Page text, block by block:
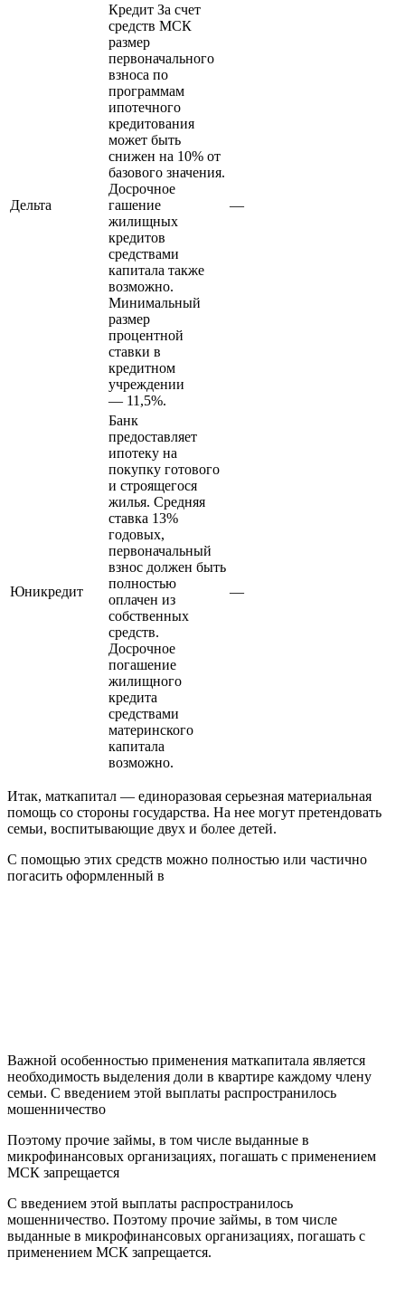
Дельта
Кредит За счет
средств МСК
размер
первоначального
взноса по
программам
ипотечного
кредитования
может быть
снижен на 10% от
базового значения.
Досрочное
гашение
жилищных
кредитов
средствами
капитала также
возможно.
Минимальный
размер
процентной
ставки в
кредитном
учреждении
— 11,5%.
—
Юникредит
Банк
предоставляет
ипотеку на
покупку готового
и строящегося
жилья. Средняя
ставка 13%
годовых,
первоначальный
взнос должен быть
полностью
оплачен из
собственных
средств.
Досрочное
погашение
жилищного
кредита
средствами
материнского
капитала
возможно.
—
Итак, маткапитал — единоразовая серьезная материальная
помощь со стороны государства. На нее могут претендовать
семьи, воспитывающие двух и более детей.
С помощью этих средств можно полностью или частично
погасить оформленный в
Важной особенностью применения маткапитала является
необходимость выделения доли в квартире каждому члену
семьи. С введением этой выплаты распространилось
мошенничество
Поэтому прочие займы, в том числе выданные в
микрофинансовых организациях, погашать с применением
МСК запрещается
С введением этой выплаты распространилось
мошенничество. Поэтому прочие займы, в том числе
выданные в микрофинансовых организациях, погашать с
применением МСК запрещается.